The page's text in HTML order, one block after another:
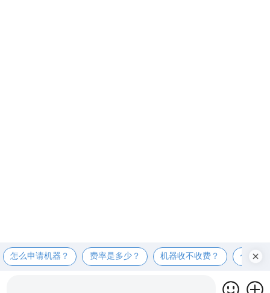
怎么申请机器？ 费率是多少？ 机器收不收费？ 个人可